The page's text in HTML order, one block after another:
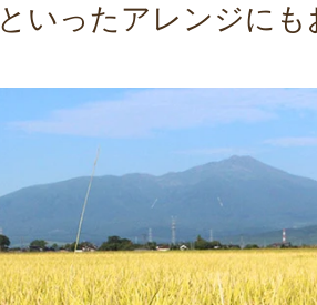
といったアレンジに